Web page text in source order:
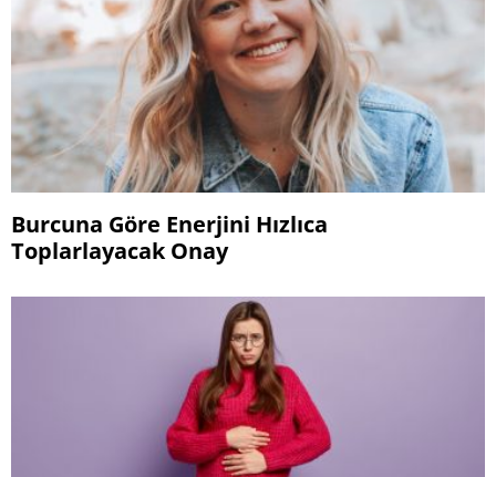
Burcuna Göre Enerjini Hızlıca
Toplarlayacak Onay